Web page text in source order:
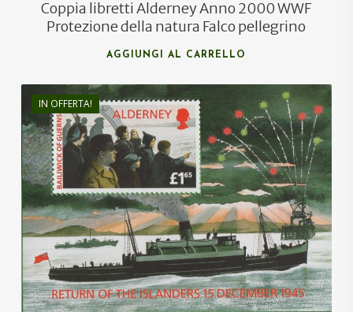
Coppia libretti Alderney Anno 2000 WWF
Protezione della natura Falco pellegrino
AGGIUNGI AL CARRELLO
IN OFFERTA!
€ 8,00
€5,00